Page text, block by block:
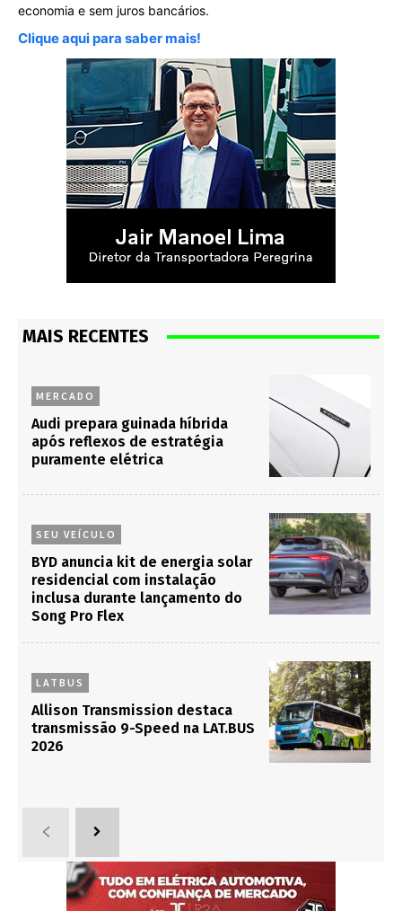
economia e sem juros bancários.
Clique aqui para saber mais!
MAIS RECENTES
MERCADO
Audi prepara guinada híbrida
após reflexos de estratégia
puramente elétrica
SEU VEÍCULO
BYD anuncia kit de energia solar
residencial com instalação
inclusa durante lançamento do
Song Pro Flex
LATBUS
Allison Transmission destaca
transmissão 9-Speed na LAT.BUS
2026